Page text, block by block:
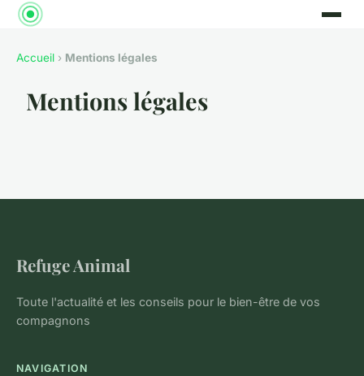
Accueil › Mentions légales
Mentions légales
Refuge Animal
Toute l'actualité et les conseils pour le bien-être de vos
compagnons
NAVIGATION